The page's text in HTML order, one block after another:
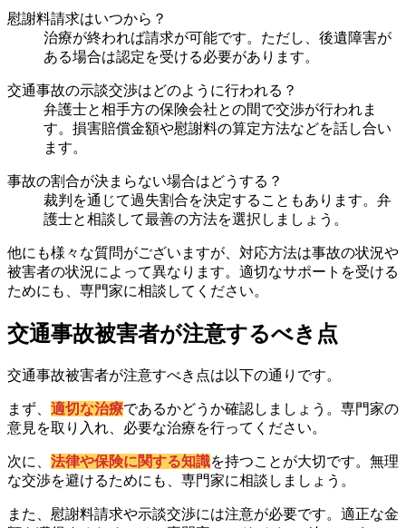
慰謝料請求はいつから？
治療が終われば請求が可能です。ただし、後遺障害が
ある場合は認定を受ける必要があります。
交通事故の示談交渉はどのように行われる？
弁護士と相手方の保険会社との間で交渉が行われま
す。損害賠償金額や慰謝料の算定方法などを話し合い
ます。
事故の割合が決まらない場合はどうする？
裁判を通じて過失割合を決定することもあります。弁
護士と相談して最善の方法を選択しましょう。
他にも様々な質問がございますが、対応方法は事故の状況や
被害者の状況によって異なります。適切なサポートを受ける
ためにも、専門家に相談してください。
交通事故被害者が注意するべき点
交通事故被害者が注意すべき点は以下の通りです。
まず、 適切な治療であるかどうか確認しましょう。専門家の
意見を取り入れ、必要な治療を行ってください。
次に、 法律や保険に関する知識を持つことが大切です。無理
な交渉を避けるためにも、専門家に相談しましょう。
また、慰謝料請求や示談交渉には注意が必要です。適正な金